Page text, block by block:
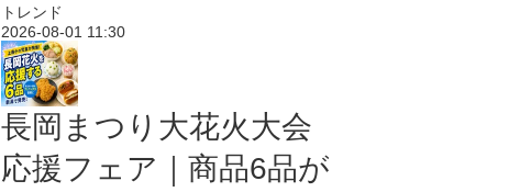
トレンド
2026-08-01 11:30
長岡まつり大花火大会
応援フェア｜商品6品が